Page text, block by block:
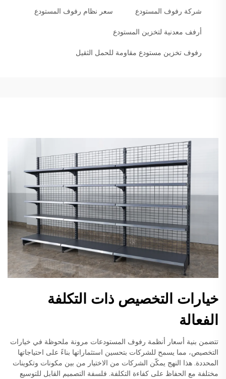
شركة رفوف المستودع سعر نظام رفوف المستودع
أرفف معدنية لتخزين المستودع
رفوف تخزين مستودع مقاومة للحمل الثقيل
خيارات التخصيص ذات التكلفة
الفعالة
تتضمن بنية أسعار أنظمة رفوف المستودعات مرونة ملحوظة في خيارات
التخصيص، مما يسمح للشركات بتحسين استثماراتها بناءً على احتياجاتها
المحددة. هذا النهج يمكّن الشركات من الاختيار من بين مكونات وتكوينات
مختلفة مع الحفاظ على كفاءة التكلفة. فلسفة التصميم القابل للتوسيع